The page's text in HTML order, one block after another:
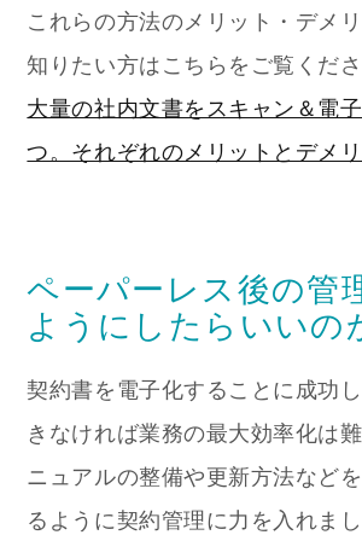
これらの方法のメリット・デメ
知りたい方はこちらをご覧くださ
大量の社内文書をスキャン＆電
つ。それぞれのメリットとデメ
ペーパーレス後の管
ようにしたらいいの
契約書を電子化することに成功
きなければ業務の最大効率化は
ニュアルの整備や更新方法など
るように契約管理に力を入れまし